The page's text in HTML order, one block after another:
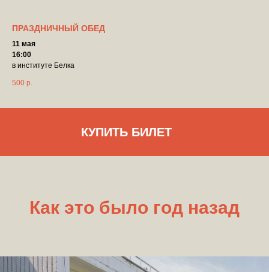
ПРАЗДНИЧНЫЙ ОБЕД
11 мая
16:00
в институте Белка
500 р.
КУПИТЬ БИЛЕТ
Как это было год назад